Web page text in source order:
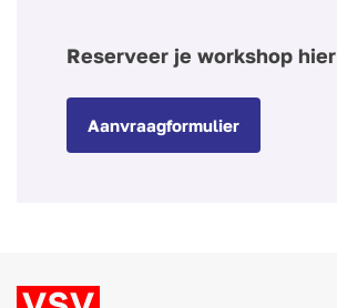
Reserveer je workshop hier
Aanvraagformulier